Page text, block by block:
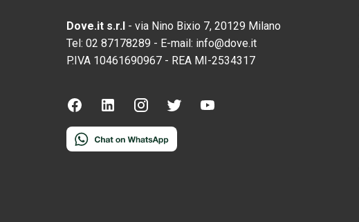
Dove.it s.r.l - via Nino Bixio 7, 20129 Milano
Tel: 02 87178289 - E-mail: info@dove.it
P.IVA 10461690967 - REA MI-2534317